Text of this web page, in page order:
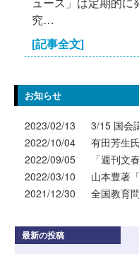
究…
[記事全文]
お知らせ
2023/02/13 3/15 国会
2022/10/04 有田芳生
2022/09/05
「週刊文
2022/03/10 山本豊著
2021/12/30 全国教育
最新の投稿